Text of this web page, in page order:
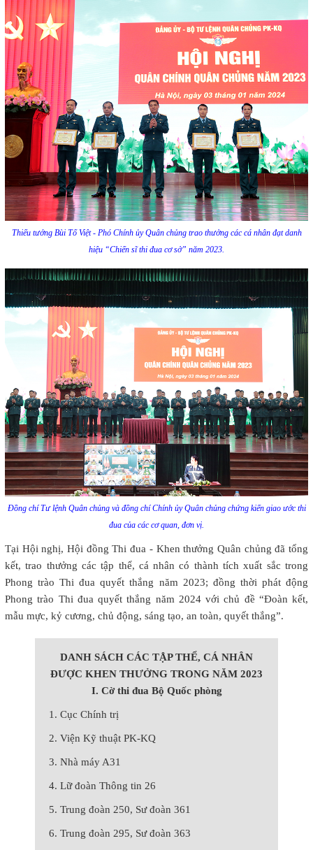
Thiếu tướng Bùi Tố Việt - Phó Chính ủy Quân chủng trao thưởng các cá nhân đạt danh
hiệu “Chiến sĩ thi đua cơ sở” năm 2023.
Đồng chí Tư lệnh Quân chủng và đồng chí Chính ủy Quân chủng chứng kiến giao ước thi
đua của các cơ quan, đơn vị.
Tại Hội nghị, Hội đồng Thi đua - Khen thưởng Quân chủng đã tổng
kết, trao thưởng các tập thể, cá nhân có thành tích xuất sắc trong
Phong trào Thi đua quyết thắng năm 2023; đồng thời phát động
Phong trào Thi đua quyết thắng năm 2024 với chủ đề “Đoàn kết,
mẫu mực, kỷ cương, chủ động, sáng tạo, an toàn, quyết thắng”.
DANH SÁCH CÁC TẬP THỂ, CÁ NHÂN
ĐƯỢC KHEN THƯỞNG TRONG NĂM 2023
I. Cờ thi đua Bộ Quốc phòng
1. Cục Chính trị
2. Viện Kỹ thuật PK-KQ
3. Nhà máy A31
4. Lữ đoàn Thông tin 26
5. Trung đoàn 250, Sư đoàn 361
6. Trung đoàn 295, Sư đoàn 363